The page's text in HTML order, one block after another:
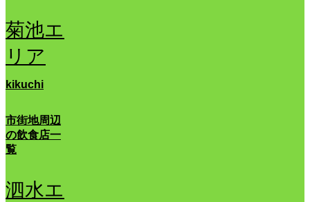
菊池エ
リア
kikuchi
市街地周辺
の飲食店一
覧
泗水エ